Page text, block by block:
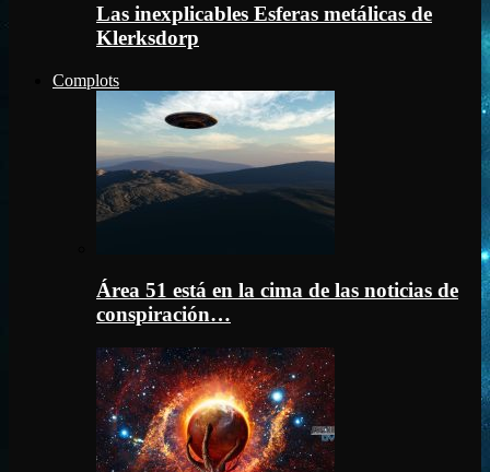
Las inexplicables Esferas metálicas de
Klerksdorp
Complots
Área 51 está en la cima de las noticias de
conspiración…